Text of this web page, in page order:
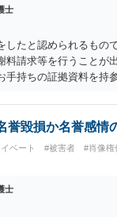
士
したと認められるもの
料請求等を行うことが
手持ちの証拠資料を持
毀損か名誉感情
ベート #被害者 #肖像権
士